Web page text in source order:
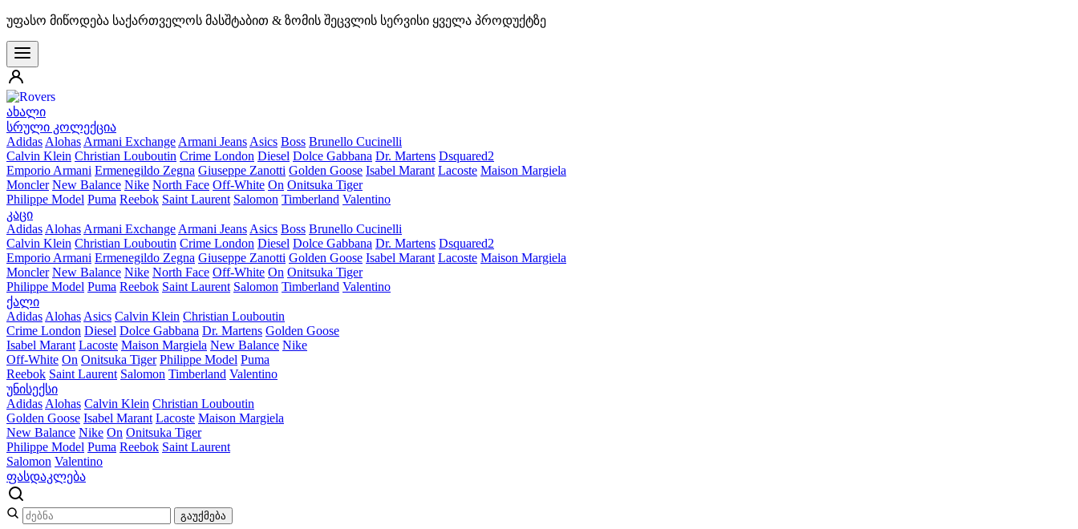
უფასო მიწოდება საქართველოს მასშტაბით & ზომის შეცვლის სერვისი ყველა პროდუქტზე
ახალი
სრული კოლექცია
Adidas Alohas Armani Exchange Armani Jeans Asics Boss Brunello Cucinelli
Calvin Klein Christian Louboutin Crime London Diesel Dolce Gabbana Dr. Martens Dsquared2
Emporio Armani Ermenegildo Zegna Giuseppe Zanotti Golden Goose Isabel Marant Lacoste Maison Margiela
Moncler New Balance Nike North Face Off-White On Onitsuka Tiger
Philippe Model Puma Reebok Saint Laurent Salomon Timberland Valentino
კაცი
Adidas Alohas Armani Exchange Armani Jeans Asics Boss Brunello Cucinelli
Calvin Klein Christian Louboutin Crime London Diesel Dolce Gabbana Dr. Martens Dsquared2
Emporio Armani Ermenegildo Zegna Giuseppe Zanotti Golden Goose Isabel Marant Lacoste Maison Margiela
Moncler New Balance Nike North Face Off-White On Onitsuka Tiger
Philippe Model Puma Reebok Saint Laurent Salomon Timberland Valentino
ქალი
Adidas Alohas Asics Calvin Klein Christian Louboutin
Crime London Diesel Dolce Gabbana Dr. Martens Golden Goose
Isabel Marant Lacoste Maison Margiela New Balance Nike
Off-White On Onitsuka Tiger Philippe Model Puma
Reebok Saint Laurent Salomon Timberland Valentino
უნისექსი
Adidas Alohas Calvin Klein Christian Louboutin
Golden Goose Isabel Marant Lacoste Maison Margiela
New Balance Nike On Onitsuka Tiger
Philippe Model Puma Reebok Saint Laurent
Salomon Valentino
ფასდაკლება
გაუქმება